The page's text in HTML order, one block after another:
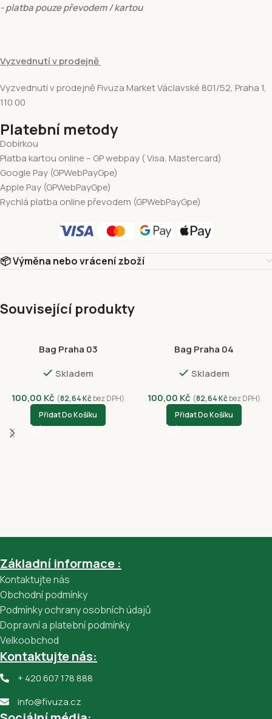
- platba pouze převodem / kartou
Vyzvednutí v prodejně
Vyzvednutí v prodejně Fivuza Market Václavské 801/52, Praha 1,
110 00
Platební metody
Dobírkou
Platba kartou online – GP webpay ( Visa, Mastercard)
Google Pay (GPWebPayGpe)
Apple Pay (GPWebPayGpe)
Rychlá platba online převodem (GPWebPayGpe)
📦 Výměna nebo vrácení zboží
Související produkty
Bag Praha 03
Skladem
100,00 Kč (82,64Kčbez DPH)
Přidat Do Košíku
Bag Praha 04
Skladem
100,00 Kč (82,64Kčbez DPH)
Přidat Do Košíku
Základní informace :
Kontaktujte nás
Obchodní podmínky
Podmínky ochrany osobních údajů
Dopravní a platební podmínky
Velkoobchod
Kontaktujte nás:
+ 420 607 178 888
info@fivuza.cz